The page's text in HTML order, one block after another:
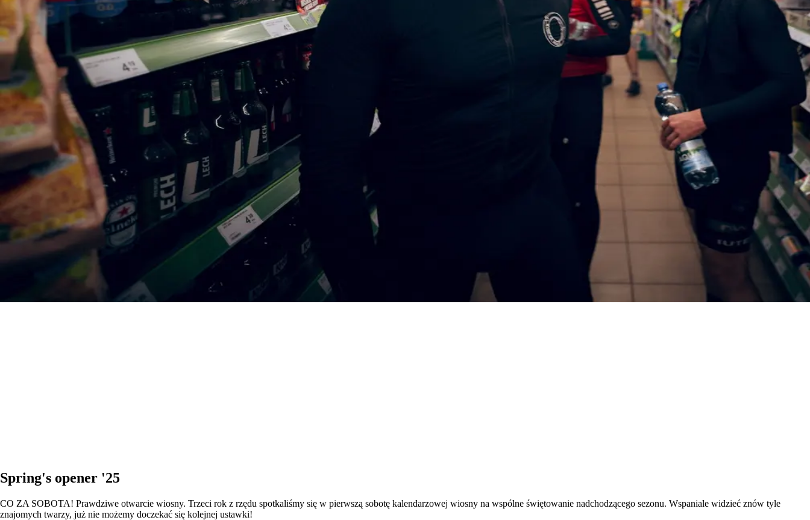
Spring's opener '25
CO ZA SOBOTA! Prawdziwe otwarcie wiosny. Trzeci rok z rzędu spotkaliśmy się w pierwszą sobotę kalendarzowej wiosny na wspólne świętowanie nadchodzącego sezonu. Wspaniale widzieć znów tyle
znajomych twarzy, już nie możemy doczekać się kolejnej ustawki!